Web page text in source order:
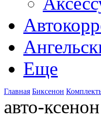
Еще
Главная Биксенон
авто-ксенон